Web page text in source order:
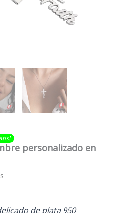
personalizado en
de plata 950